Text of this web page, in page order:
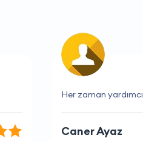
Her zaman
Mehmet Tekin